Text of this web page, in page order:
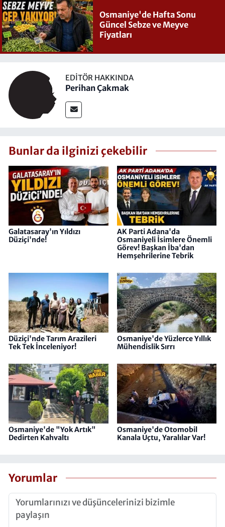
Osmaniye'de Hafta Sonu
Güncel Sebze ve Meyve
Fiyatları
EDITÖR HAKKINDA
Perihan Çakmak
Bunlar da ilginizi çekebilir
Galatasaray'ın Yıldızı
Düziçi'nde!
AK Parti Adana'da
Osmaniyeli İsimlere Önemli
Görev! Başkan İba'dan
Hemşehrilerine Tebrik
Düziçi'nde Tarım Arazileri
Tek Tek İnceleniyor!
Osmaniye'de Yüzlerce Yıllık
Mühendislik Sırrı
Osmaniye'de "Yok Artık"
Dedirten Kahvaltı
Osmaniye'de Otomobil
Kanala Uçtu, Yaralılar Var!
Yorumlar